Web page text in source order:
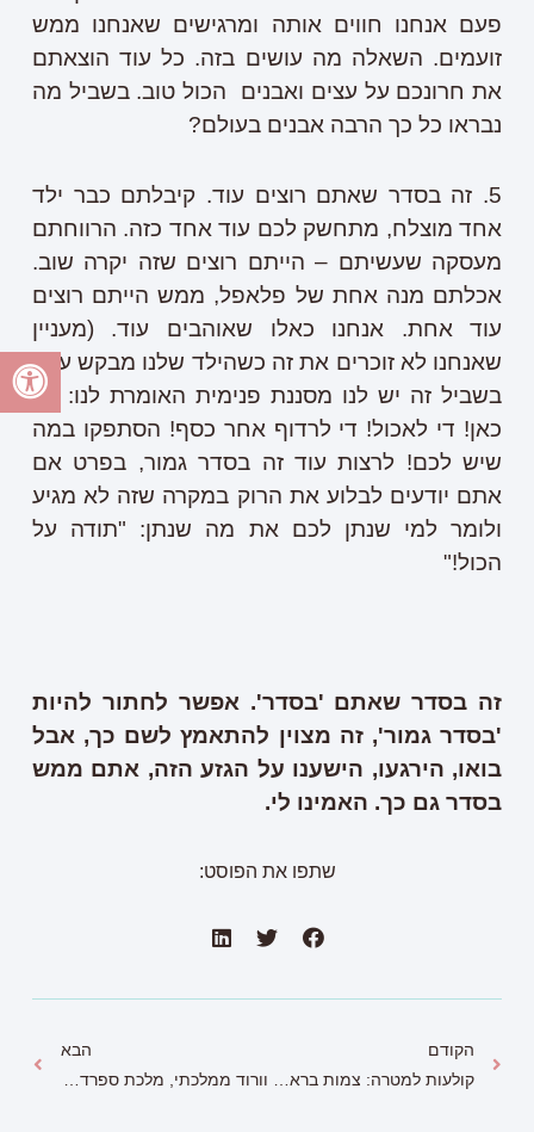
פעם אנחנו חווים אותה ומרגישים שאנחנו ממש
זועמים. השאלה מה עושים בזה. כל עוד הוצאתם
את חרונכם על עצים ואבנים הכול טוב. בשביל מה
נבראו כל כך הרבה אבנים בעולם?
5. זה בסדר שאתם רוצים עוד. קיבלתם כבר ילד
אחד מוצלח, מתחשק לכם עוד אחד כזה. הרווחתם
מעסקה שעשיתם – הייתם רוצים שזה יקרה שוב.
אכלתם מנה אחת של פלאפל, ממש הייתם רוצים
עוד אחת. אנחנו כאלו שאוהבים עוד. (מעניין
שאנחנו לא זוכרים את זה כשהילד שלנו מבקש עוד)
בשביל זה יש לנו מסננת פנימית האומרת לנו: עד
כאן! די לאכול! די לרדוף אחר כסף! הסתפקו במה
שיש לכם! לרצות עוד זה בסדר גמור, בפרט אם
אתם יודעים לבלוע את הרוק במקרה שזה לא מגיע
ולומר למי שנתן לכם את מה שנתן: "תודה על
הכול!"
זה בסדר שאתם 'בסדר'. אפשר לחתור להיות
'בסדר גמור', זה מצוין להתאמץ לשם כך, אבל
בואו, הירגעו, הישענו על הגזע הזה, אתם ממש
בסדר גם כך. האמינו לי.
שתפו את הפוסט:
הקודם
קולעות למטרה: צמות בראש של כולן, הטרנד שכובש את העולם
הבא
וורוד ממלכתי, מלכת ספרד בלוק מיוחד